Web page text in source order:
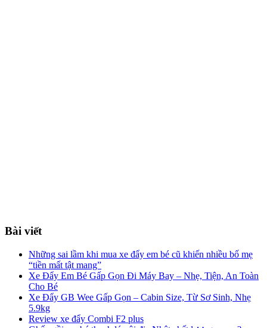
Bài viết
Những sai lầm khi mua xe đẩy em bé cũ khiến nhiều bố mẹ
“tiền mất tật mang”
Xe Đẩy Em Bé Gấp Gọn Đi Máy Bay – Nhẹ, Tiện, An Toàn
Cho Bé
Xe Đẩy GB Wee Gấp Gọn – Cabin Size, Từ Sơ Sinh, Nhẹ
5.9kg
Review xe đẩy Combi F2 plus